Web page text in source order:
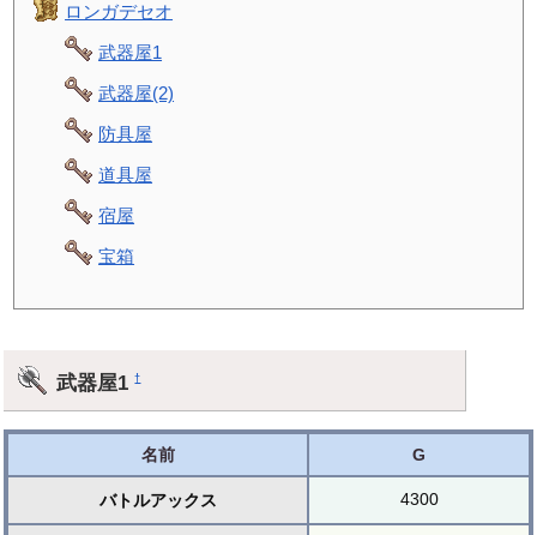
ロンガデセオ
武器屋1
武器屋(2)
防具屋
道具屋
宿屋
宝箱
武器屋1†
名前 G
バトルアックス 4300